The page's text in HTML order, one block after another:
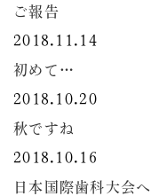
ご報告
2018.11.14
初めて…
2018.10.20
秋ですね
2018.10.16
日本国際歯科大会へ